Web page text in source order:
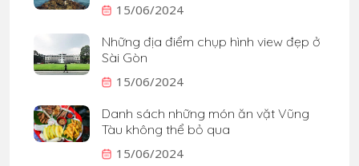
15/06/2024
Những địa điểm chụp hình view đẹp ở
Sài Gòn
15/06/2024
Danh sách những món ăn vặt Vũng
Tàu không thể bỏ qua
15/06/2024